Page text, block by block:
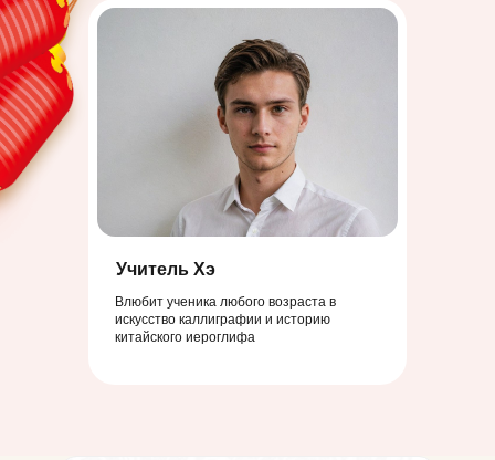
Учитель Хэ
Влюбит ученика любого возраста в
искусство каллиграфии и историю
китайского иероглифа